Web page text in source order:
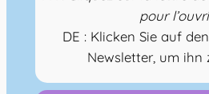
pour
DE : Klicken Sie auf
Newsletter, um ihn